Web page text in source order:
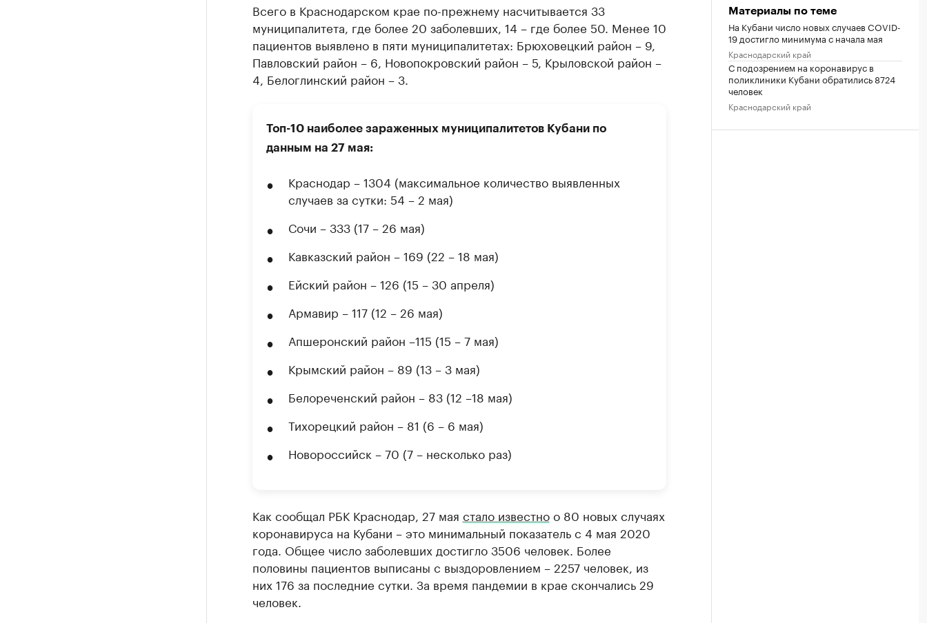
Всего в Краснодарском крае по-прежнему насчитывается 33
муниципалитета, где более 20 заболевших, 14 – где более 50. Менее 10
пациентов выявлено в пяти муниципалитетах: Брюховецкий район – 9,
Павловский район – 6, Новопокровский район – 5, Крыловской район –
4, Белоглинский район – 3.
Топ-10 наиболее зараженных муниципалитетов Кубани по
данным на 27 мая:
Краснодар – 1304 (максимальное количество выявленных
случаев за сутки: 54 – 2 мая)
Сочи – 333 (17 – 26 мая)
Кавказский район – 169 (22 – 18 мая)
Ейский район – 126 (15 – 30 апреля)
Армавир – 117 (12 – 26 мая)
Апшеронский район –115 (15 – 7 мая)
Крымский район – 89 (13 – 3 мая)
Белореченский район – 83 (12 –18 мая)
Тихорецкий район – 81 (6 – 6 мая)
Новороссийск – 70 (7 – несколько раз)
Как сообщал РБК Краснодар, 27 мая стало известноо 80 новых случаях
коронавируса на Кубани – это минимальный показатель с 4 мая 2020
года. Общее число заболевших достигло 3506 человек. Более
половины пациентов выписаны с выздоровлением – 2257 человек, из
них 176 за последние сутки. За время пандемии в крае скончались 29
человек.
Материалы по теме
На Кубани число новых случаев COVID-
19 достигло минимума с начала мая
Краснодарский край
С подозрением на коронавирус в
поликлиники Кубани обратились 8724
человек
Краснодарский край